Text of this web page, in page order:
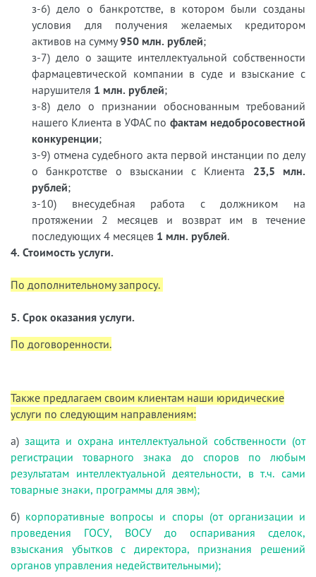
з-6) дело о банкротстве, в котором были созданы
условия для получения желаемых кредитором
активов на сумму950 млн. рублей;
з-7) дело о защите интеллектуальной собственности
фармацевтической компании в суде и взыскание с
нарушителя 1 млн. рублей;
з-8) дело о признании обоснованным требований
нашего Клиента в УФАС по фактам недобросовестной
конкуренции;
з-9) отмена судебного акта первой инстанции по делу
о банкротстве о взыскании с Клиента 23,5 млн.
рублей;
з-10) внесудебная работа с должником на
протяжении 2 месяцев и возврат им в течение
последующих 4 месяцев 1 млн. рублей.
4. Стоимость услуги.
По дополнительному запросу.
5. Срок оказания услуги.
По договоренности.
Также предлагаем своим клиентам наши юридические
услуги по следующим направлениям:
а) защита и охрана интеллектуальной собственности (от
регистрации товарного знака до споров по любым
результатам интеллектуальной деятельности, в т.ч. сами
товарные знаки, программы для эвм);
б) корпоративные вопросы и споры (от организации и
проведения ГОСУ, ВОСУ до оспаривания сделок,
взыскания убытков с директора, признания решений
органов управления недействительными);